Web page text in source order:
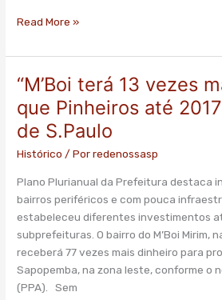
Read More »
“M’Boi terá 13 vezes
que Pinheiros até
de S.Paulo
Histórico / Porredenossasp
Plano Plurianual da Prefeitura destaca
bairros periféricos e com pouca
estabeleceu diferentes investimentos
subprefeituras. O bairro do M’Boi Mirim,
receberá 77 vezes mais dinheiro para
Sapopemba, na zona leste, conforme o
(PPA). Sem
“M’Boi
13
vezes
mais
do
que
Pinheiros
até
2017”
–
O